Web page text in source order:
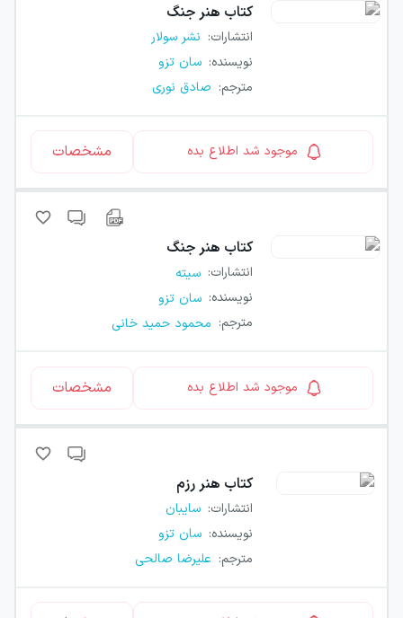
کتاب هنر جنگ
انتشارات: نشر سولار
نویسنده: سان تزو
مترجم: صادق نوری
موجود شد اطلاع بده مشخصات
کتاب هنر جنگ
انتشارات: سیته
نویسنده: سان تزو
مترجم: محمود حمید خانی
موجود شد اطلاع بده مشخصات
کتاب هنر رزم
انتشارات: سایبان
نویسنده: سان تزو
مترجم: علیرضا صالحی